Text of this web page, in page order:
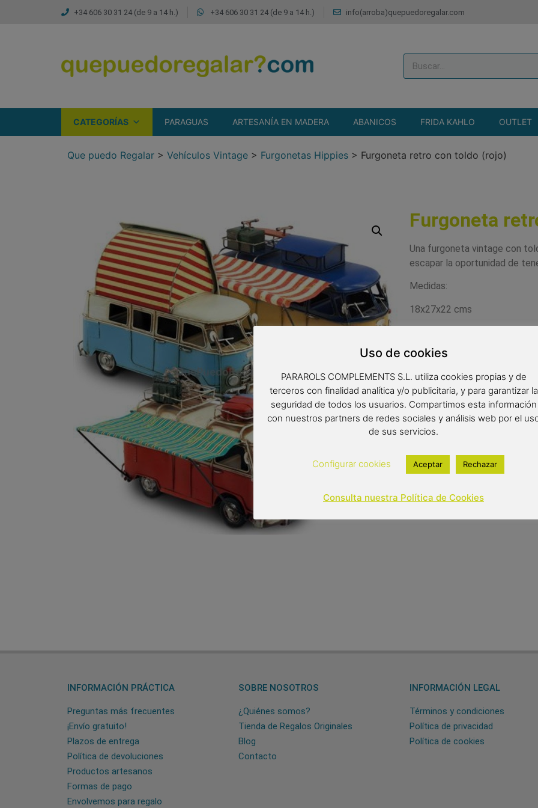
+34 606 30 31 24 (de 9 a 14 h.) +34 606 30 31 24 (de 9 a 14 h.) info(arroba)quepuedoregalar.com
CATEGORÍAS PARAGUAS ARTESANÍA EN MADERA ABANICOS FRIDA KAHLO OUTLET
Que puedo Regalar > Vehículos Vintage > Furgonetas Hippies > Furgoneta retro con toldo (rojo)
Furgoneta
Una furgoneta vintage con
escapar la oportunidad de
Medidas:
18x27x22 cms
28,00€
Out of stock
INFORMACIÓN PRÁCTICA
Preguntas más frecuentes
¡Envío gratuito!
Plazos de entrega
Política de devoluciones
Productos artesanos
Formas de pago
Envolvemos para regalo
SOBRE NOSOTROS
¿Quiénes somos?
Tienda de Regalos Originales
Blog
Contacto
INFORMACIÓN LEGAL
Términos y condiciones
Política de privacidad
Política de cookies
Uso de cookies
PARAROLS COMPLEMENTS S.L. utiliza cookies propias y de
terceros con finalidad analítica y/o publicitaria, y para garantizar la
seguridad de todos los usuarios. Compartimos esta información
con nuestros partners de redes sociales y análisis web por el
de sus servicios.
Configurar cookies Aceptar Rechazar
Consulta nuestra Política de Cookies